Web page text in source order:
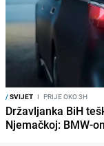
/SVIJET I PRIJE OKO 3H
Državljanka BiH
Njemačkoj: BMW-